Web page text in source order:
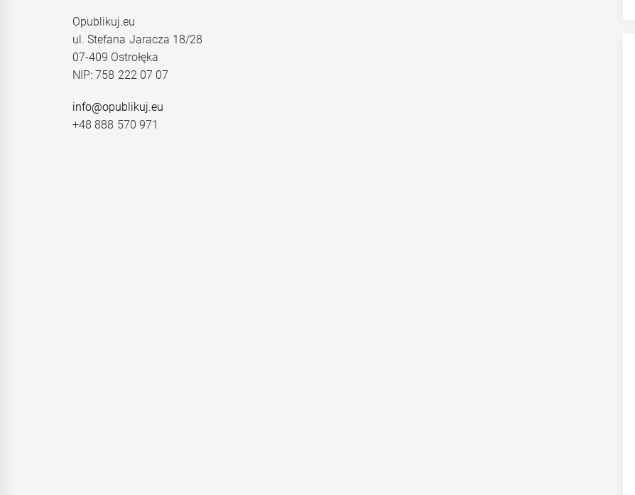
Opublikuj.eu
ul. Stefana Jaracza 18/28
07-409 Ostrołęka
NIP: 758 222 07 07
info@opublikuj.eu
+48 888 570 971